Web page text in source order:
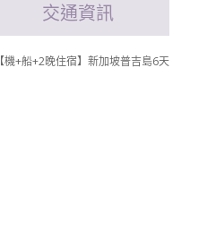
交通資訊
【機+船+2晚住宿】新加坡普吉島6天